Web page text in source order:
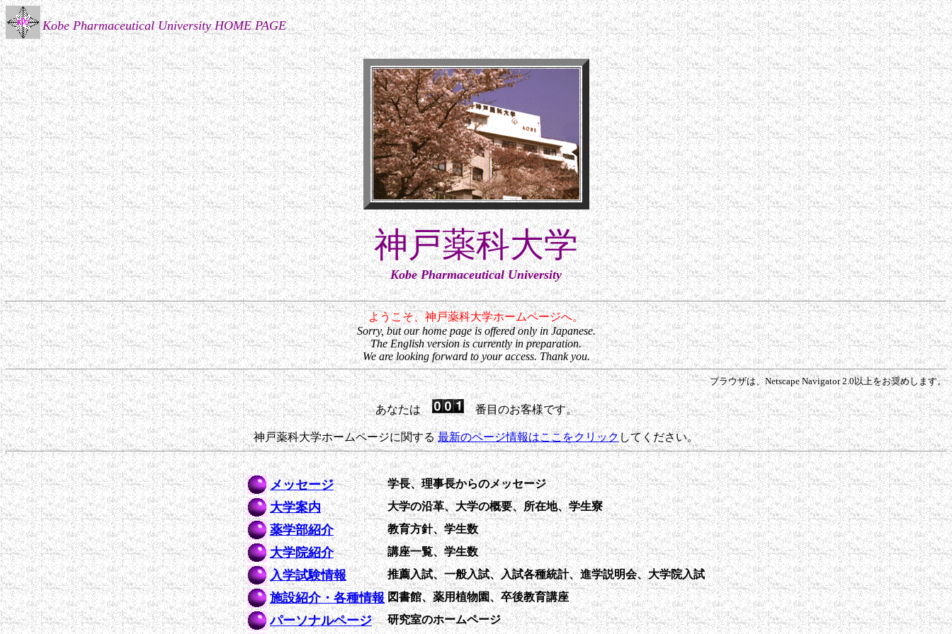
Kobe Pharmaceutical University HOME PAGE
神戸薬科大学
Kobe Pharmaceutical University
ようこそ、神戸薬科大学ホームページへ。
Sorry, but our home page is offered only in Japanese.
The English version is currently in preparation.
We are looking forward to your access. Thank you.
ブラウザは、Netscape Navigator 2.0以上をお奨めします。
あなたは 番目のお客様です。
神戸薬科大学ホームページに関する最新のページ情報はここをクリックしてください。
メッセージ 学長、理事長からのメッセージ
大学案内 大学の沿革、大学の概要、所在地、学生寮
薬学部紹介 教育方針、学生数
大学院紹介 講座一覧、学生数
入学試験情報 推薦入試、一般入試、入試各種統計、進学説明会、大学院入試
施設紹介・各種情報 図書館、薬用植物園、卒後教育講座
パーソナルページ 研究室のホームページ